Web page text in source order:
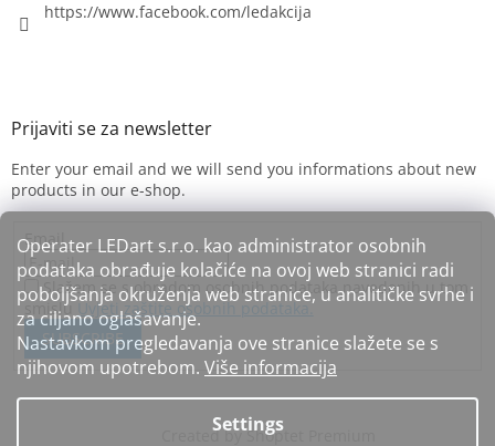
Operater LEDart s.r.o. kao administrator osobnih
podataka obrađuje kolačiće na ovoj web stranici radi
poboljšanja okruženja web stranice, u analitičke svrhe i
za ciljano oglašavanje.
Nastavkom pregledavanja ove stranice slažete se s
njihovom upotrebom. Više informacija
Settings
https://www.facebook.com/ledakcija
Enter your email and we will send you informations about new
products in our e-shop.
Email
Slažem se s obradom osobnih podataka navedenih u tom
smisluUvjeti zaštite osobnih podataka.
SUBSCRIBE
Created by Shoptet Premium